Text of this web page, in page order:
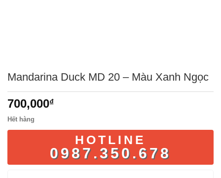
Mandarina Duck MD 20 – Màu Xanh Ngọc
700,000₫
Hết hàng
HOTLINE
0987.350.678